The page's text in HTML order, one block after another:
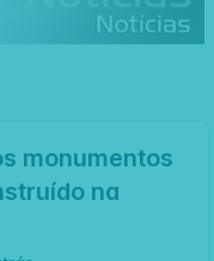
monumentos
na